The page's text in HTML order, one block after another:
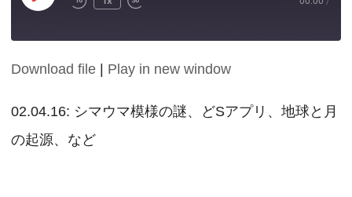
Episode
SHARE
LINK
EMBED
Download file Play in new window
02.04.16: シマウマ模様の謎、どSアプリ、地球と月
の起源、など